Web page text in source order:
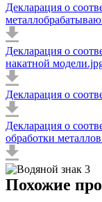
Декларация о
Декларация о
накатной
Декларация о
Декларация о
обработки
Похожие